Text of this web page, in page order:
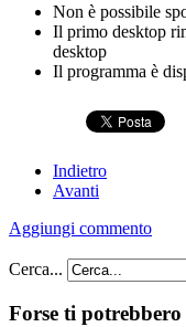
Non è possibile
Il primo desktop
desktop
Il programma è
Indietro
Avanti
Aggiungi commento
Cerca...
Forse ti potrebbero